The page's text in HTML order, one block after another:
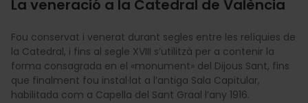
La veneració a la Catedral de València
Fou conservat i venerat durant segles entre les relíquies de
la Catedral, i fins al segle XVIII s’utilitzà per a contenir la
forma consagrada en el «monument» del Dijous Sant, fins
que finalment fou instal·lat a l’antiga Sala Capitular,
habilitada com a Capella del Sant Graal l’any 1916.